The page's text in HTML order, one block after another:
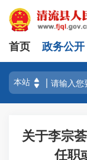
首页 政务公开
关于李宗
任职